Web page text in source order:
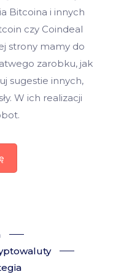
Bitcoina i innych
czy Coindeal
strony mamy do
zarobku, jak
sugestie innych,
W ich realizacji